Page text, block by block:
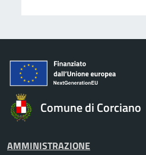
Comune di Corciano
AMMINISTRAZIONE